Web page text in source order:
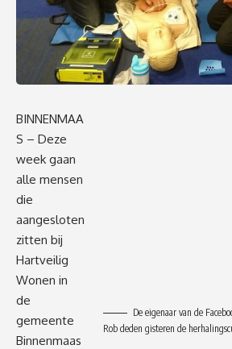
De eigenaar van de
Rob deden gisteren de
BINNENMAA
S – Deze
week gaan
alle mensen
die
aangesloten
zitten bij
Hartveilig
Wonen in
de
gemeente
Binnenmaas